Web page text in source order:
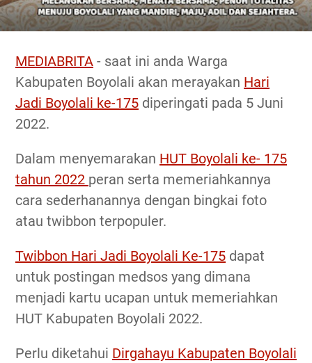
MEDIABRITA - saat ini anda Warga
Kabupaten Boyolali akan merayakan Hari
Jadi Boyolali ke-175 diperingati pada 5 Juni
2022.
Dalam menyemarakan HUT Boyolali ke- 175
tahun 2022 peran serta memeriahkannya
cara sederhanannya dengan bingkai foto
atau twibbon terpopuler.
Twibbon Hari Jadi Boyolali Ke-175 dapat
untuk postingan medsos yang dimana
menjadi kartu ucapan untuk memeriahkan
HUT Kabupaten Boyolali 2022.
Perlu diketahui Dirgahayu Kabupaten Boyolali